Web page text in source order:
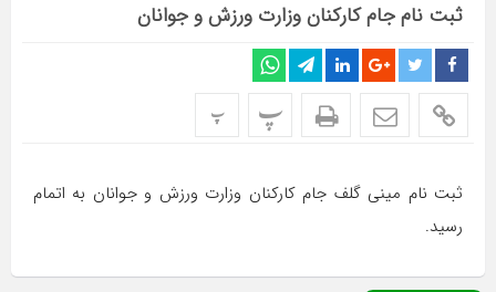
ثبت نام جام کارکنان وزارت ورزش و جوانان
پ پ
ثبت نام مینی گلف جام کارکنان وزارت ورزش و جوانان به اتمام
رسید.